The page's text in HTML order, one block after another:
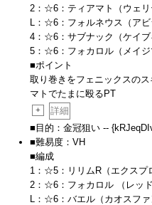
2：☆6：ティアマト（ウェリ
L：☆6：フォルネウス（アビ
4：☆6：サブナック（ケイブ
5：☆6：フォカロル（メイジ
■ポイント
取り巻きをフェニックスの
マトでたまに殴るPT
+
詳細
■目的：金冠狙い --
■難易度：VH
■編成
1：☆5：リリムR（エクスプ
2：☆6：フォカロル （レッド
L：☆6：バエル（カオスファ